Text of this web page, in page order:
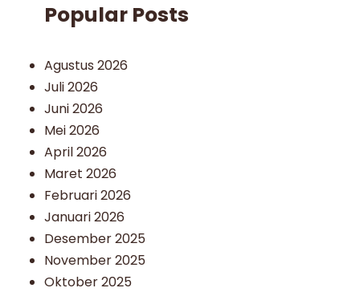
Popular Posts
Agustus 2026
Juli 2026
Juni 2026
Mei 2026
April 2026
Maret 2026
Februari 2026
Januari 2026
Desember 2025
November 2025
Oktober 2025